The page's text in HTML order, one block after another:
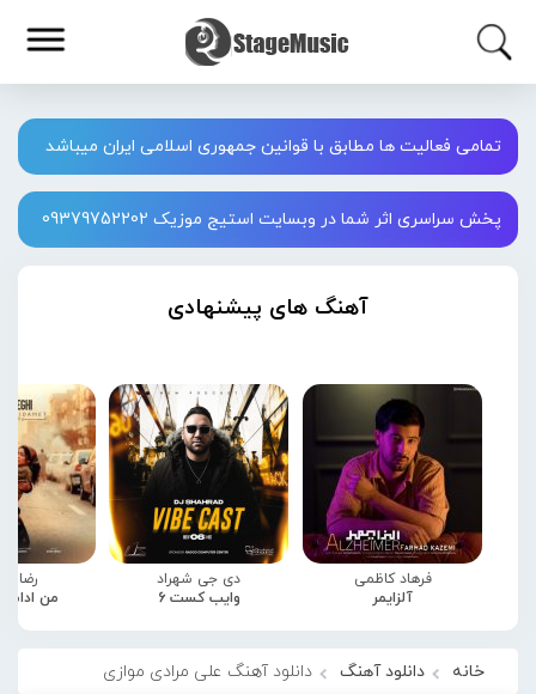
تمامی فعالیت ها مطابق با قوانین جمهوری اسلامی ایران میباشد
پخش سراسری اثر شما در وبسایت استیج موزیک 09379752202
آهنگ های پیشنهادی
فرهاد کاظمی
آلزایمر
دی جی شهراد
وایب کست 6
رضا
من
خانه دانلود آهنگ دانلود آهنگ علی مرادی موازی